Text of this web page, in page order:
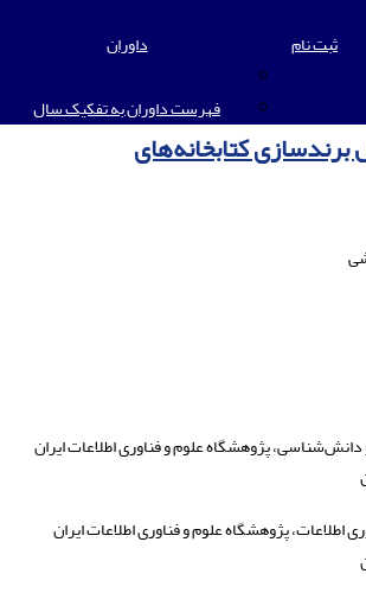
داوران
فهرست داوران به تفکیک سال
ثبت نام
برندسازی کتابخانه‌های
پژوهشگاه علوم و فناوری اطلاعات ایران
اطلاعات، پژوهشگاه علوم و فناوری اطلاعات ایران